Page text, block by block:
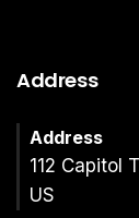
Address
Address
112 Capitol
US